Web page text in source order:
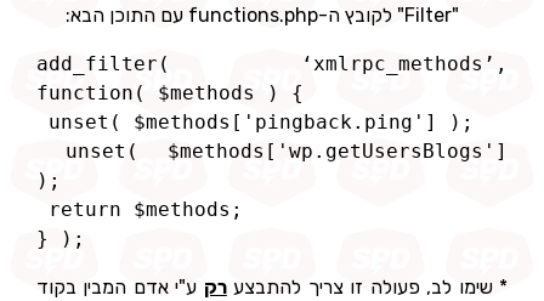
"Filter" לקובץ ה-functions.php עם התוכן הבא:
add_filter( ‘xmlrpc_methods’,
function( $methods ) {
);
} );
* שימו לב, פעולה זו צריך להתבצערק ע"י אדם המבין בקוד